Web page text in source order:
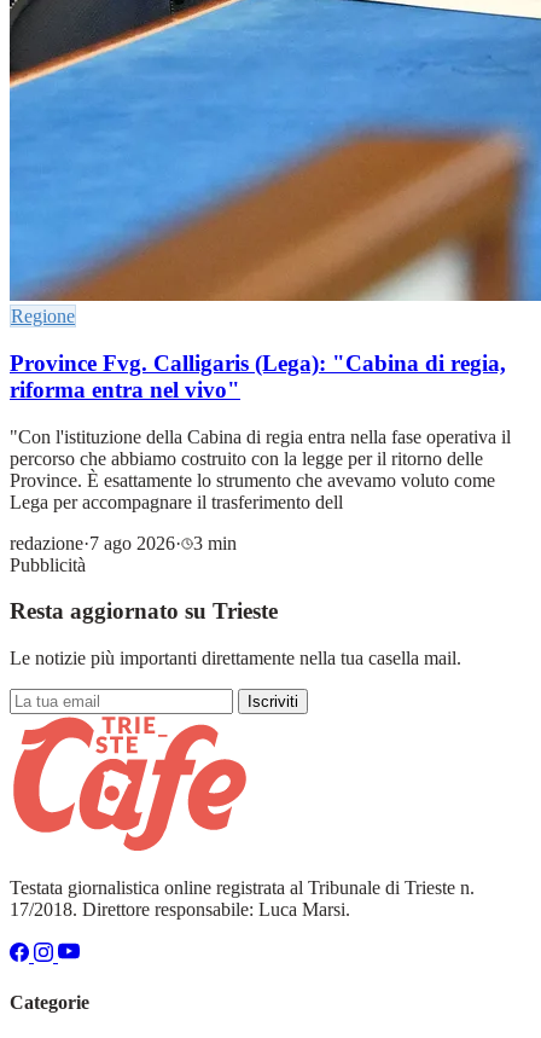
Regione
Province Fvg. Calligaris (Lega): "Cabina di regia,
riforma entra nel vivo"
"Con l'istituzione della Cabina di regia entra nella fase operativa il
percorso che abbiamo costruito con la legge per il ritorno delle
Province. È esattamente lo strumento che avevamo voluto come
Lega per accompagnare il trasferimento dell
redazione·7 ago 2026·
3 min
Pubblicità
Resta aggiornato su Trieste
Le notizie più importanti direttamente nella tua casella mail.
Iscriviti
Testata giornalistica online registrata al Tribunale di Trieste n.
17/2018. Direttore responsabile: Luca Marsi.
Categorie